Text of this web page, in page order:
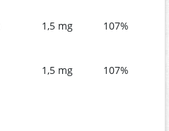
1,5 mg 107%
1,5 mg 107%